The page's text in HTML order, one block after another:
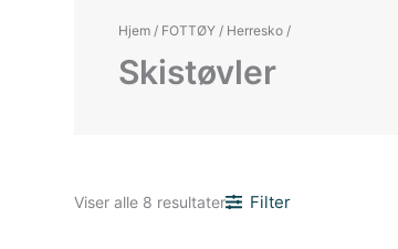
Hjem / FOTTØY / Herresko /
Skistøvler
Viser alle 8 resultaterSortert
Filter